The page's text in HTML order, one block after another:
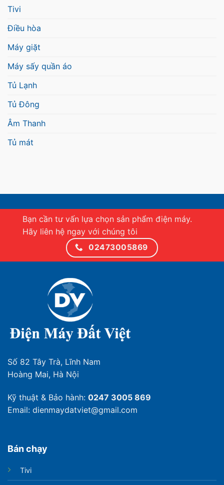
Tivi
Điều hòa
Máy giặt
Máy sấy quần áo
Tủ Lạnh
Tủ Đông
Âm Thanh
Tủ mát
Bạn cần tư vấn lựa chọn sản phẩm điện máy.
Hãy liên hệ ngay với chúng tôi
02473005869
Số 82 Tây Trà, Lĩnh Nam
Hoàng Mai, Hà Nội
Kỹ thuật & Bảo hành: 0247 3005 869
Email: dienmaydatviet@gmail.com
Bán chạy
Tivi